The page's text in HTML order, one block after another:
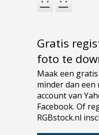
Gratis
foto te